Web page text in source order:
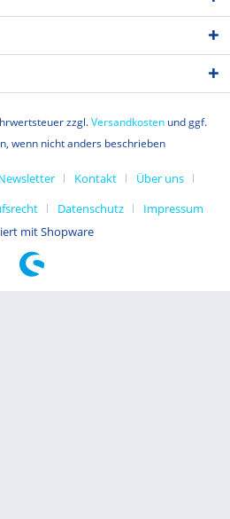
zzgl.Versandkosten und ggf.
wenn nicht anders beschrieben
Kontakt
Über uns
Datenschutz
Impressum
mit Shopware